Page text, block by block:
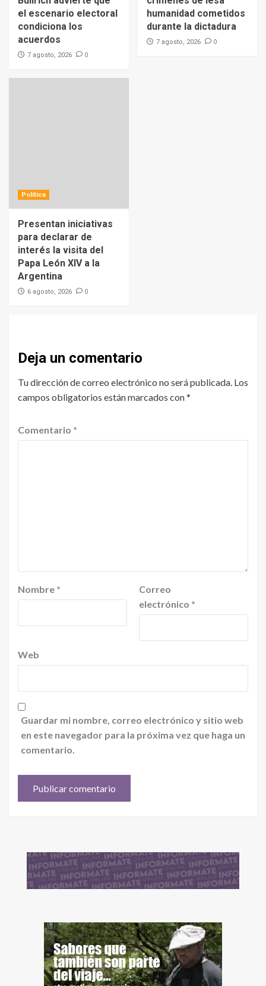
el escenario electoral
condiciona los
acuerdos
7 agosto, 2026 0
humanidad cometidos
durante la dictadura
7 agosto, 2026 0
Política
Presentan iniciativas
para declarar de
interés la visita del
Papa León XIV a la
Argentina
6 agosto, 2026 0
Deja un comentario
Tu dirección de correo electrónico no será publicada. Los
campos obligatorios están marcados con*
Comentario *
Nombre *
Correo
electrónico *
Web
Guardar mi nombre, correo electrónico y sitio web
en este navegador para la próxima vez que haga un
comentario.